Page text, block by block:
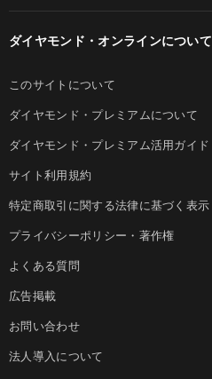
ダイヤモンド・オンラインについて
このサイトについて
ダイヤモンド・プレミアムについて
ダイヤモンド・プレミアム活用ガイド
サイト利用規約
特定商取引に関する法律に基づく表示
プライバシーポリシー・著作権
よくある質問
広告掲載
お問い合わせ
法人導入について